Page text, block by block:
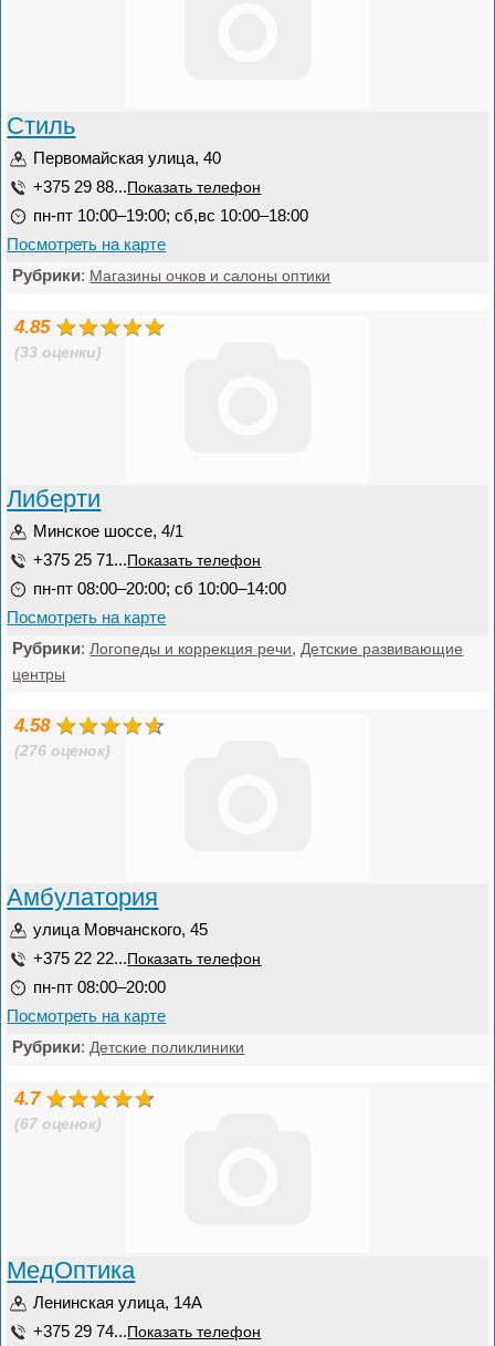
Стиль
Первомайская улица, 40
+375 29 88... Показать телефон
пн-пт 10:00–19:00; сб,вс 10:00–18:00
Посмотреть на карте
Рубрики: Магазины очков и салоны оптики
4.85
(33 оценки)
Либерти
Минское шоссе, 4/1
+375 25 71... Показать телефон
пн-пт 08:00–20:00; сб 10:00–14:00
Посмотреть на карте
Рубрики: Логопеды и коррекция речи, Детские развивающие
центры
4.58
(276 оценок)
Амбулатория
улица Мовчанского, 45
+375 22 22... Показать телефон
пн-пт 08:00–20:00
Посмотреть на карте
Рубрики: Детские поликлиники
4.7
(67 оценок)
МедОптика
Ленинская улица, 14А
+375 29 74... Показать телефон